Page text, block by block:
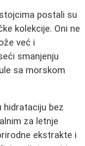
postali su
kolekcije. Oni ne
već i
smanjenju
sa morskom
hidrataciju bez
za letnje
ekstrakte i